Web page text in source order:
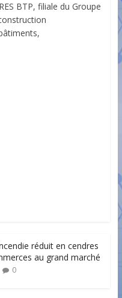
BTP, filiale du Groupe
réduit en cendres
au grand marché
0